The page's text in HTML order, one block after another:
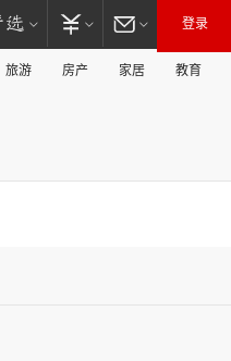
登录
旅游 房产 家居 教育